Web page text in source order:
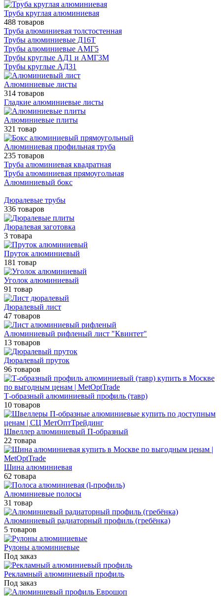
Труба круглая алюминиевая
488 товаров
Труба алюминиевая толстостенная
Трубы алюминиевые Д16Т
Трубы алюминиевые АМГ5
Трубы круглые АД1 и АМГ3М
Трубы круглые АД31
Алюминиевые листы
314 товаров
Гладкие алюминиевые листы
Алюминиевые плиты
321 товар
Алюминиевая профильная труба
235 товаров
Труба алюминиевая квадратная
Труба алюминиевая прямоугольная
Алюминиевый бокс
Дюралевые трубы
336 товаров
Дюралевая заготовка
3 товара
Пруток алюминиевый
181 товар
Уголок алюминиевый
91 товар
Дюралевый лист
47 товаров
Алюминиевый рифленый лист "Квинтет"
13 товаров
Дюралевый пруток
96 товаров
Т-образный алюминиевый профиль (тавр)
10 товаров
Швеллер алюминиевый П-образный
22 товара
Шина алюминиевая
62 товара
Алюминиевые полосы
31 товар
Алюминиевый радиаторный профиль (гребёнка)
5 товаров
Рулоны алюминиевые
Под заказ
Рекламный алюминиевый профиль
Под заказ